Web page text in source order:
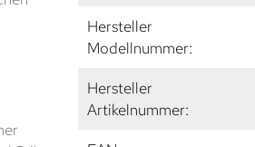
Hersteller
Modellnummer:
Hersteller
Artikelnummer: